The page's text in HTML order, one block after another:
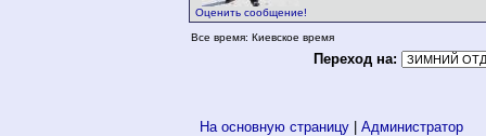
Оценить сообщение!
Все время: Киевское время
Переход на:
На основную страницу Администратор